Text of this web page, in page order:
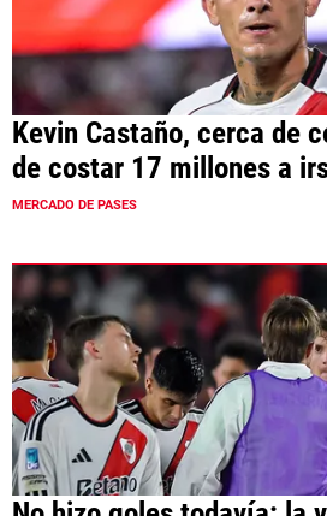
Kevin Castaño, cerca de
de costar 17 millones a
MERCADO DE PASES